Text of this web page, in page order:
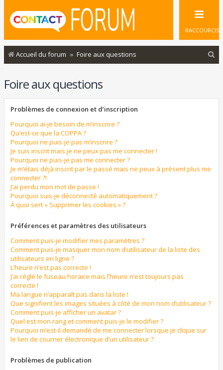
RACCOURCIS
Accueil du forum Foire aux questions
Foire aux questions
Problèmes de connexion et d’inscription
Pourquoi ai-je besoin de m’inscrire ?
Qu’est-ce que la COPPA ?
Pourquoi ne puis-je pas m’inscrire ?
Je suis inscrit mais je ne peux pas me connecter !
Pourquoi ne puis-je pas me connecter ?
Je m’étais déjà inscrit par le passé mais ne peux à présent plus me
connecter ?!
J’ai perdu mon mot de passe !
Pourquoi suis-je déconnecté automatiquement ?
À quoi sert « Supprimer les cookies » ?
Préférences et paramètres des utilisateurs
Comment puis-je modifier mes paramètres ?
Comment puis-je masquer mon nom d’utilisateur de la liste des
utilisateurs en ligne ?
L’heure n’est pas correcte !
J’ai réglé le fuseau horaire mais l’heure n’est toujours pas
correcte !
Ma langue n’apparaît pas dans la liste !
Que signifient les images situées à côté de mon nom d’utilisateur ?
Comment puis-je afficher un avatar ?
Quel est mon rang et comment puis-je le modifier ?
Pourquoi m’est-il demandé de me connecter lorsque je clique sur
le lien de courrier électronique d’un utilisateur ?
Problèmes de publication